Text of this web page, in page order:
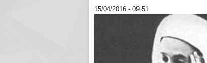
15/04/2016 - 09:51